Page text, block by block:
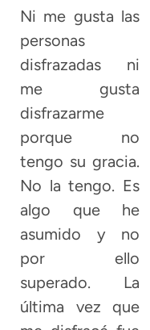
Ni me gusta las
personas
disfrazadas ni
me gusta
disfrazarme
porque no
tengo su gracia.
No la tengo. Es
algo que he
asumido y no
por ello
superado. La
última vez que